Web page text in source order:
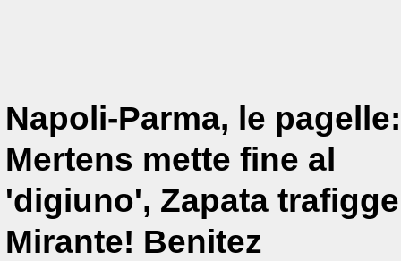
Napoli-Parma, le pagelle:
Mertens mette fine al
'digiuno', Zapata trafigge
Mirante! Benitez